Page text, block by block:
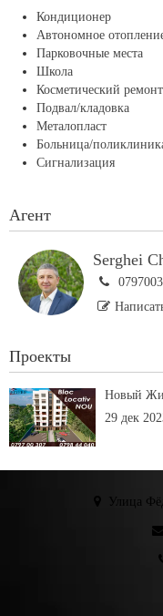
Кондиционер
Автономное
Парковочные места
Школа
Косметический ремонт
Подвал/кладовка
Металопласт
Больница/
Сигнализация
Агент
Serghei
Проекты
Новый
29 дек
Улица